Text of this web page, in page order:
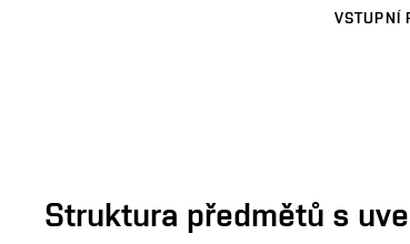
VSTUPNÍ
Struktura předmětů s